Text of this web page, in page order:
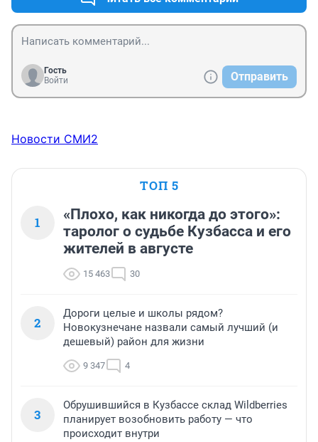
Гость
Войти
Отправить
Новости СМИ2
ТОП 5
1
«Плохо, как никогда до этого»:
таролог о судьбе Кузбасса и его
жителей в августе
15 463 30
2
Дороги целые и школы рядом?
Новокузнечане назвали самый лучший (и
дешевый) район для жизни
9 347 4
3
Обрушившийся в Кузбассе склад Wildberries
планирует возобновить работу — что
происходит внутри